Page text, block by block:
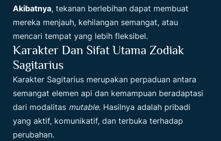
Akibatnya, tekanan berlebihan dapat membuat
mereka menjauh, kehilangan semangat, atau
mencari tempat yang lebih fleksibel.
Karakter Dan Sifat Utama Zodiak
Sagitarius
Karakter Sagitarius merupakan perpaduan antara
semangat elemen api dan kemampuan beradaptasi
dari modalitas mutable. Hasilnya adalah pribadi
yang aktif, komunikatif, dan terbuka terhadap
perubahan.